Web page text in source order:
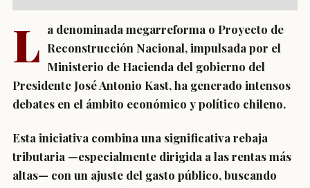
L a denominada megarreforma o Proyecto de
Reconstrucción Nacional, impulsada por el
Ministerio de Hacienda del gobierno del
Presidente José Antonio Kast, ha generado intensos
debates en el ámbito económico y político chileno.
Esta iniciativa combina una significativa rebaja
tributaria —especialmente dirigida a las rentas más
altas— con un ajuste del gasto público, buscando